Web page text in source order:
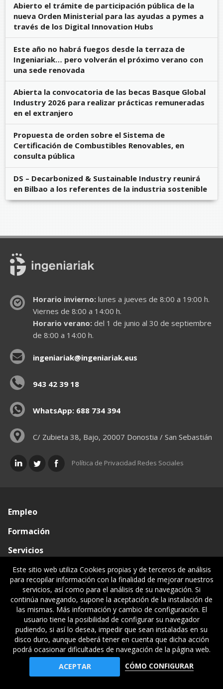
Abierto el trámite de participación pública de la
nueva Orden Ministerial para las ayudas a pymes a
través de los Digital Innovation Hubs
Este año no habrá fuegos desde la terraza de
Ingeniariak… pero volverán el próximo verano con
una sede renovada
Abierta la convocatoria de las becas Basque Global
Industry 2026 para realizar prácticas remuneradas
en el extranjero
Propuesta de orden sobre el Sistema de
Certificación de Combustibles Renovables, en
consulta pública
DS – Decarbonized & Sustainable Industry reunirá
en Bilbao a los referentes de la industria sostenible
Horario invierno:lunes a jueves de 8:00 a 19:00 h.
Viernes de 8:00 a 14:00 h.
Horario verano:del 1 de junio al 30 de septiembre
de 8:00 a 14:00 h.
ingeniariak@ingeniariak.eus
943 42 39 18
WhatsApp: 688 734 394
C/ Zubieta 38, Bajo, 20007 Donostia / San Sebastián
Política de Privacidad Redes Sociales
Empleo
Formación
Servicios
Conócenos
Visado de documentos
Ventanilla única
Políticas legales
© Gipuzkoako Industri Ingeniariaren Elkargo Ofiziala - Colegio
Oficial de Ingenieros Industriales de Gipuzkoa
Este sitio web utiliza Cookies propias y de terceros de análisis
para recopilar información con la finalidad de mejorar nuestros
servicios, así como para el análisis de su navegación. Si
continúa navegando, supone la aceptación de la instalación de
las mismas. Más información y cambio de configuración. El
usuario tiene la posibilidad de configurar su navegador
pudiendo, si así lo desea, impedir que sean instaladas en su
disco duro, aunque deberá tener en cuenta que dicha acción
podrá ocasionar dificultades de navegación de la página web.
ACEPTAR
CÓMO CONFIGURAR